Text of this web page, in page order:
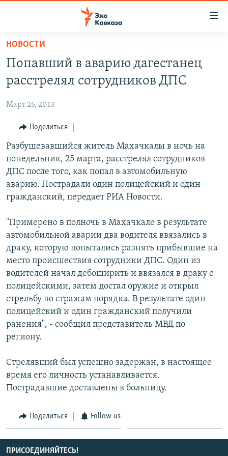
Вернуться
основному
содержанию
Вернутся
навигации
Вернутся
поиску
СУХУМИ
ЦХИНВАЛИ
ВЕСЬ КАВКАЗ
СЕВЕРНЫЙ КАВКАЗ
АРМЕНИЯ
АЗЕРБАЙДЖАН
ТЕМЫ
ПОЛИТИКА
ЭКОНОМИКА
ОБЩЕСТВО
КУЛЬТУРА
СПОРТ
РУБРИКИ
НЕКРУГЛЫЙ СТОЛ
ГОСТЬ НЕДЕЛИ
ПОЗИЦИЯ
БЛОГИ
ЧИТАЕМ ПРЕССУ
МУЛЬТИМЕДИА
ВИДЕО
ФОТО
АУДИО
ПОДКАСТЫ
АРХИВ РАДИОПРОГРАММЫ
ПРИСОЕДИНЯЙТЕСЬ!
Все сайты РСЕ/РС
НОВОСТИ
Попавший в аварию дагестанец
расстрелял сотрудников ДПС
Март 25, 2013
Поделиться
Разбушевавшийся житель Махачкалы в ночь на
понедельник, 25 марта, расстрелял сотрудников
ДПС после того, как попал в автомобильную
аварию. Пострадали один полицейский и один
гражданский, передает РИА Новости.
"Примерено в полночь в Махачкале в результате
автомобильной аварии два водителя ввязались в
драку, которую попытались разнять прибывшие на
место происшествия сотрудники ДПС. Один из
водителей начал дебоширить и ввязался в драку с
полицейскими, затем достал оружие и открыл
стрельбу по стражам порядка. В результате один
полицейский и один гражданский получили
ранения", - сообщил представитель МВД по
региону.
Стрелявший был успешно задержан, в настоящее
время его личность устанавливается.
Пострадавшие доставлены в больницу.
Поделиться Follow us
ПРИСОЕДИНЯЙТЕСЬ!